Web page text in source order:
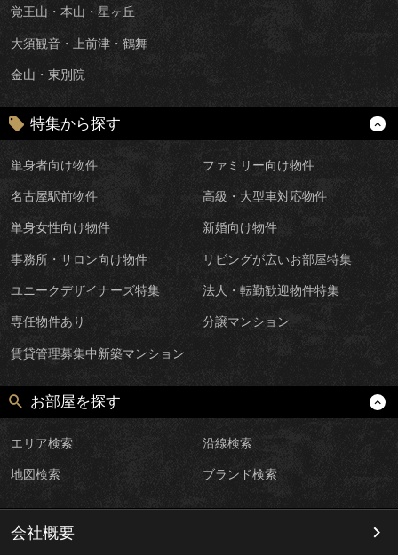
覚王山・本山・星ヶ丘
大須観音・上前津・鶴舞
金山・東別院
特集から探す
単身者向け物件 ファミリー向け物件
名古屋駅前物件 高級・大型車対応物件
単身女性向け物件 新婚向け物件
事務所・サロン向け物件 リビングが広いお部屋特集
ユニークデザイナーズ特集 法人・転勤歓迎物件特集
専任物件あり 分譲マンション
賃貸管理募集中新築マンション
お部屋を探す
エリア検索 沿線検索
地図検索 ブランド検索
会社概要